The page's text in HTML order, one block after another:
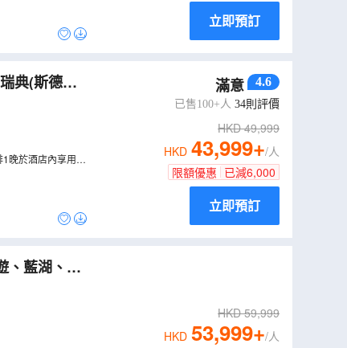
立即預訂
晚於酒店內享用晚
滿意 4.6
已售100+人 34則評價
HKD49,999
HKD 43,999+/人
限額優惠 已減6,000
立即預訂
HKD59,999
HKD 53,999+/人